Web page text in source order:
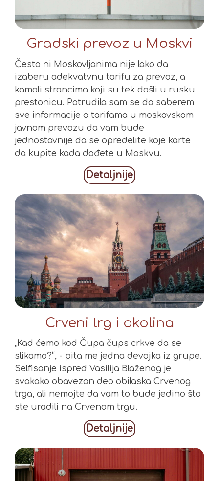
Gradski prevoz u Moskvi
Često ni Moskovljanima nije lako da
izaberu adekvatvnu tarifu za prevoz, a
kamoli strancima koji su tek došli u rusku
prestonicu. Potrudila sam se da saberem
sve informacije o tarifama u moskovskom
javnom prevozu da vam bude
jednostavnije da se opredelite koje karte
da kupite kada dođete u Moskvu.
Detaljnije
Crveni trg i okolina
„Kad ćemo kod Čupa čups crkve da se
slikamo?“, - pita me jedna devojka iz grupe.
Selfisanje ispred Vasilija Blaženog je
svakako obavezan deo obilaska Crvenog
trga, ali nemojte da vam to bude jedino što
ste uradili na Crvenom trgu.
Detaljnije